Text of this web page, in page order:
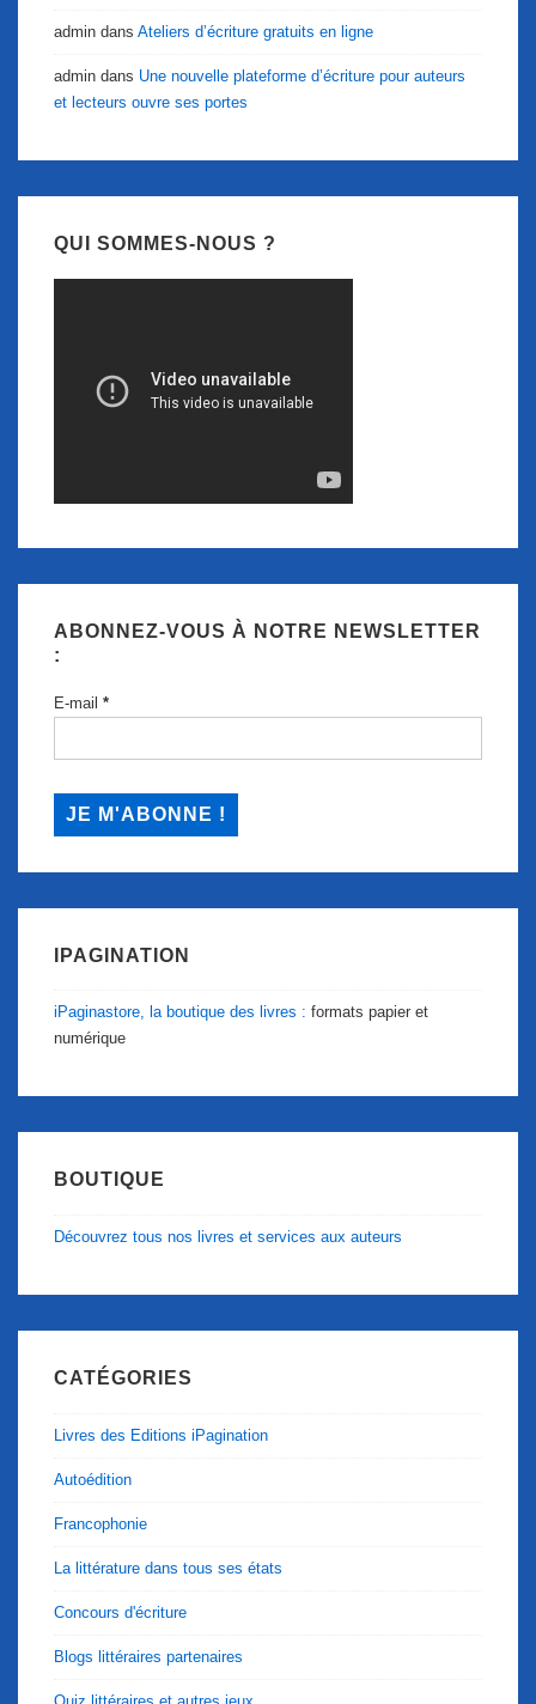
admin dans Ateliers d’écriture gratuits en ligne
admin dans Une nouvelle plateforme d’écriture pour auteurs
et lecteurs ouvre ses portes
QUI SOMMES-NOUS ?
ABONNEZ-VOUS À NOTRE NEWSLETTER
:
E-mail *
IPAGINATION
iPaginastore, la boutique des livres : formats papier et
numérique
BOUTIQUE
Découvrez tous nos livres et services aux auteurs
CATÉGORIES
Livres des Editions iPagination
Autoédition
Francophonie
La littérature dans tous ses états
Concours d'écriture
Blogs littéraires partenaires